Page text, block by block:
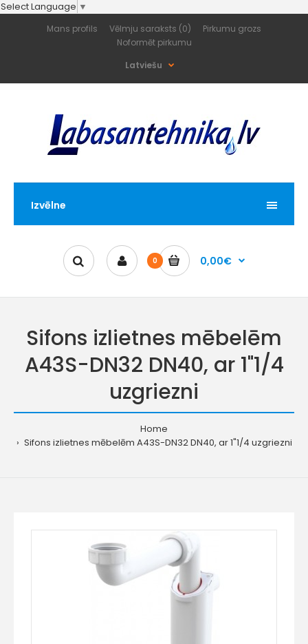
Select Language ▼
Mans profils Vēlmju saraksts (0)
Pirkumu grozs
Noformēt pirkumu
Latviešu
Izvēlne
0 0,00€
Sifons izlietnes mēbelēm
A43S-DN32 DN40, ar 1"1/4
uzgriezni
Home
Sifons izlietnes mēbelēm A43S-DN32 DN40, ar 1"1/4 uzgriezni